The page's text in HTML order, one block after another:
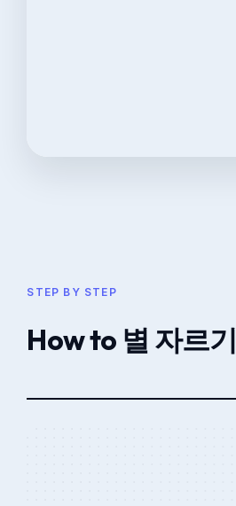
STEP BY STEP
How to 별 자르기